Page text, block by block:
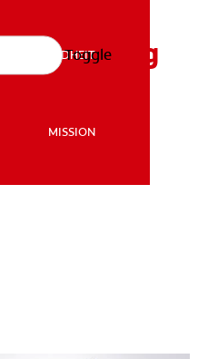
MISSION
COLGATE® MARKENSHOP
MISSION
Toggle
mit
Der Weg